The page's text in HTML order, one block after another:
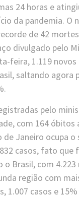
24 horas e
da pandemia. O
de 42
divulgado pelo
feira, 1.119
saltando agora
pelo
com 164
de Janeiro ocupa
casos, fato que
o Brasil, com
região com
1.007 casos e